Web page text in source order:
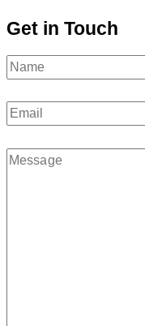
Get in Touch